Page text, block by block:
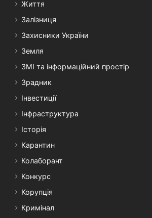
Життя
Залізниця
Захисники України
Земля
ЗМІ та інформаційний простір
Зрадник
Інвестиції
Інфраструктура
Історія
Карантин
Колаборант
Конкурс
Корупція
Кримінал